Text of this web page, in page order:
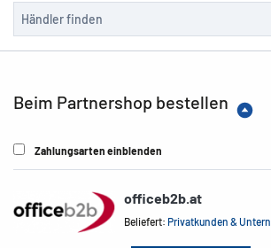
Beim Partnershop bestellen
Zahlungsarten einblenden
officeb2b.at
Beliefert:Privatkunden &